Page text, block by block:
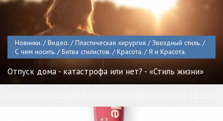
Новинки. / Видео. / Пластическая хирургия / Звездный стиль. /
С чем носить. / Битва стилистов. / Красота. / Я и Красота.
Отпуск дома - катастрофа или нет? - «Стиль жизни»